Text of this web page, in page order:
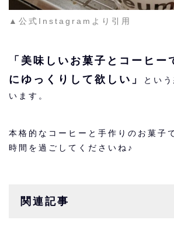
▲公式Instagramより引用
「美味しいお菓子とコーヒー
にゆっくりして欲しい」
とい
います。
本格的なコーヒーと手作りのお菓子
時間を過ごしてくださいね♪
関連記事